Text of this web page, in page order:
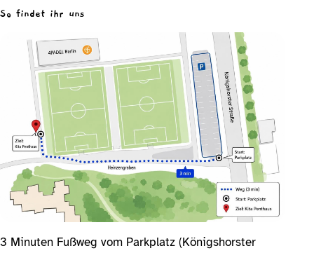
So findet ihr uns
3 Minuten Fußweg vom Parkplatz (Königshorster